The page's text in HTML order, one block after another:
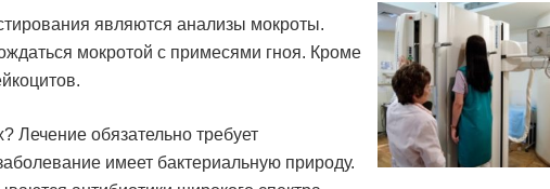
являются анализы мокроты.
мокротой с примесями гноя. Кроме
Лечение обязательно требует
имеет бактериальную природу.